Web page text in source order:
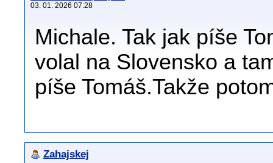
03. 01. 2026 07:28
Michale. Tak jak píše
volal na Slovensko a
píše Tomáš.Takže
Zahajskej